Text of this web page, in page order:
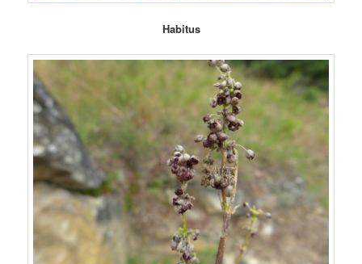
Habitus